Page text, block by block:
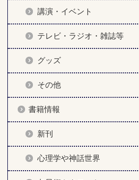
講演・イベント
テレビ・ラジオ・雑誌等
グッズ
その他
書籍情報
新刊
心理学や神話世界